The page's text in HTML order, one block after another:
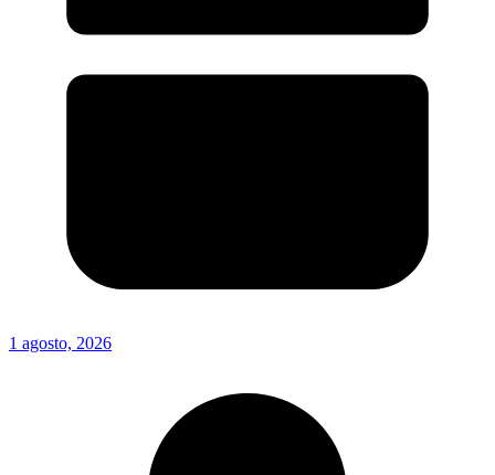
1 agosto, 2026